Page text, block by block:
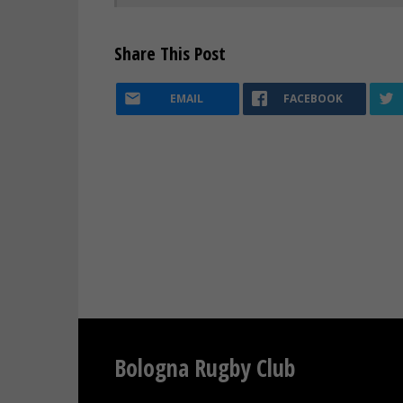
Share This Post
EMAIL FACEBOOK
Bologna Rugby Club